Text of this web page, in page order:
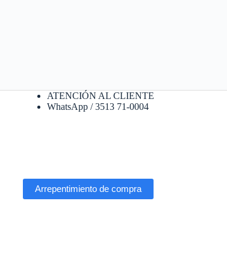
ATENCIÓN AL CLIENTE
WhatsApp / 3513 71-0004
Arrepentimiento de compra